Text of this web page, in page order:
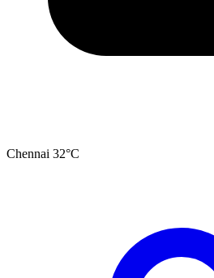
Chennai 32°C